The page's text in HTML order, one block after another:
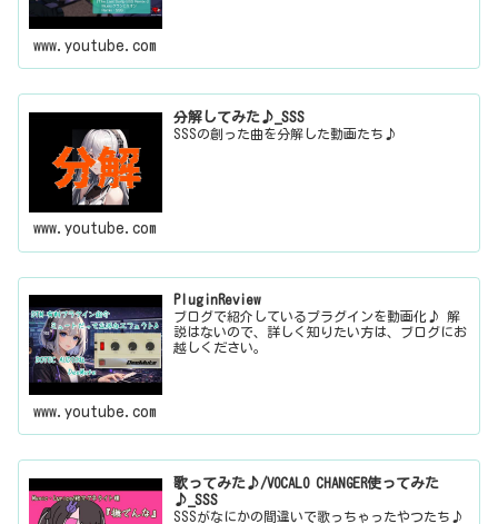
www.youtube.com
分解してみた♪_SSS
SSSの創った曲を分解した動画たち♪
www.youtube.com
PluginReview
ブログで紹介しているプラグインを動画化♪ 解
説はないので、詳しく知りたい方は、ブログにお
越しください。
www.youtube.com
歌ってみた♪/VOCALO CHANGER使ってみた
♪_SSS
SSSがなにかの間違いで歌っちゃったやつたち♪